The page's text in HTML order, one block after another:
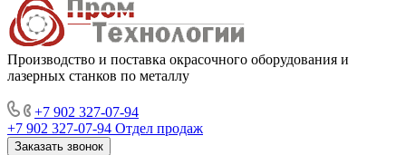
Производство и поставка окрасочного оборудования и
лазерных станков по металлу
+7 902 327-07-94
+7 902 327-07-94 Отдел продаж
Заказать звонок